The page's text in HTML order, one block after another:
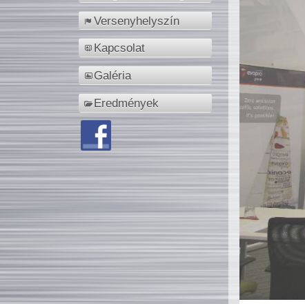
Versenyhelyszín
Kapcsolat
Galéria
Eredmények